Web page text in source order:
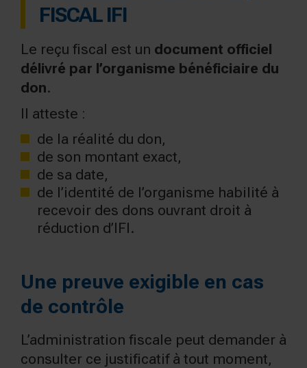
FISCAL IFI
Le reçu fiscal est un document officiel
délivré par l’organisme bénéficiaire du
don.
Il atteste :
de la réalité du don,
de son montant exact,
de sa date,
de l’identité de l’organisme habilité à
recevoir des dons ouvrant droit à
réduction d’IFI.
Une preuve exigible en cas
de contrôle
L’administration fiscale peut demander à
consulter ce justificatif à tout moment,